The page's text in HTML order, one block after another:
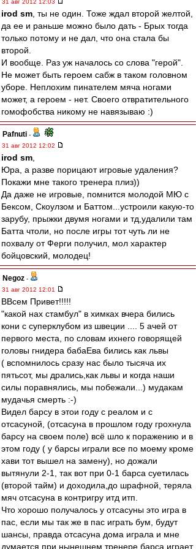
31 авг 2012 12:03
irod sm , ты не один. Тоже ждал второй желтой,
да ее и раньше можно было дать - Брых тогда
только потому и не дал, что она стала бы
второй.
И вообще. Раз уж началось со слова "герой".
Не может быть героем сабж в таком головном
уборе. Неплохим пинателем мяча ногами
может, а героем - нет. Своего отвратительного
гомофобства никому не навязываю :)
Pafnuti -
31 авг 2012 12:02
irod sm
Юра, а разве порицают игровые удаления?
Покажи мне такого тренера плиз))
Да даже не игровые, помнится молодой МЮ с
Бексом, Скоулзом и Баттом...устроили какую-то
зарубу, прыжки двумя ногами и тд,удалили там
Батта чтоли, но после игры тот чуть ли не
похвалу от Ферги получил, мол характер
бойцовский, молодец!
Negoz -
31 авг 2012 12:01
ВВсем Привет!!!!!
"какой нах стамбул" в химках вчера бились
кони с суперклубом из швеции .... 5 ачей от
первого места, по словам ихнего говорящей
головы гнидера бабаЕва бились как львы
( вспомнилось сразу нас было тысяча их
пятьсот, мы дрались,как львы и когда наши
силы поравнялись, мы побежали...) мудакам
мудачья смерть :-)
Видел барсу в этои году с реалом и с
отсасуной, (отсасуна в прошлом году грохнула
барсу на своем поле) всё шло к поражению и в
этом году ( у барсы играли все по моему кроме
хави тот вышел на замену), но дожали
вытянули 2-1, так вот при 0-1 барса суетилась
(второй тайм) и доходила,до шрафной, теряла
мяч отсасуна в контригру итд итп.
Что хорошо получалось у отсасуны это игра в
пас, если мы так же в пас играть бум, будут
шансы, правда отсасуна дома играла и мне
думается при нынешнем тренере барса играет